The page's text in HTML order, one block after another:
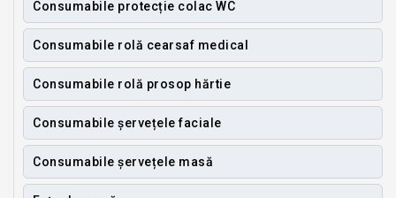
Consumabile protecție colac WC
Consumabile rolă cearsaf medical
Consumabile rolă prosop hărtie
Consumabile șervețele faciale
Consumabile șervețele masă